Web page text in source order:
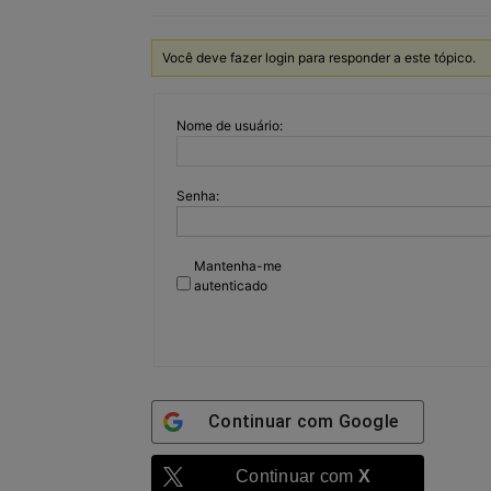
Você deve fazer login para responder a este tópico.
Nome de usuário:
Senha:
Mantenha-me
autenticado
Continuar com Google
Continuar com X